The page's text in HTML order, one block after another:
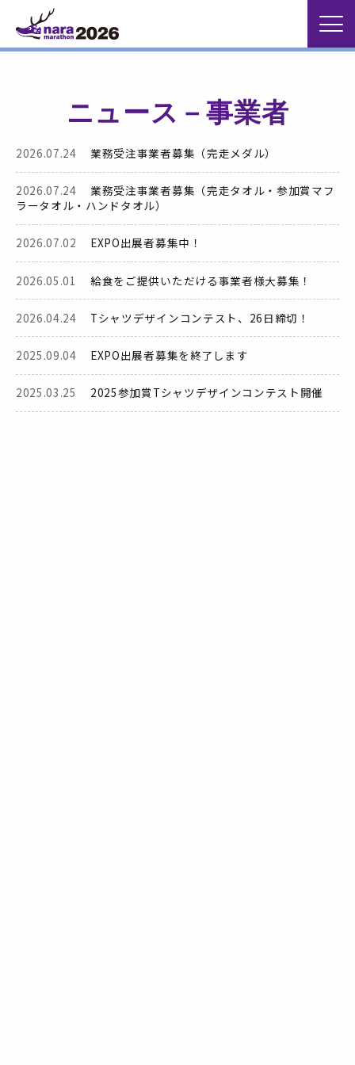
ニュース－事業者
2026.07.24 業務受注事業者募集（完走メダル）
2026.07.24
業務受注事業者募集（完走タオル・参加賞マフ
ラータオル・ハンドタオル）
2026.07.02 EXPO出展者募集中！
2026.05.01 給食をご提供いただける事業者様大募集！
2026.04.24 Tシャツデザインコンテスト、26日締切！
2025.09.04 EXPO出展者募集を終了します
2025.03.25 2025参加賞Tシャツデザインコンテスト開催